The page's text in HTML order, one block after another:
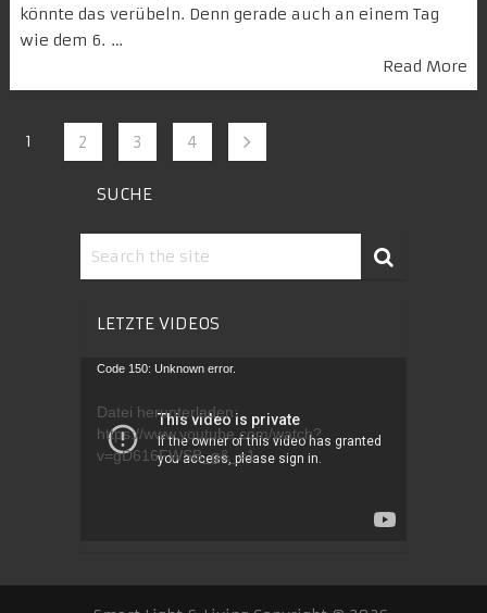
könnte das verübeln. Denn gerade auch an einem Tag
wie dem 6. …
Read More
1 2 3 4
SUCHE
LETZTE VIDEOS
Video-
Code 150: Unknown error.
Datei herunterladen:
https://www.youtube.com/watch?
v=gD616FWSB_g&_=1